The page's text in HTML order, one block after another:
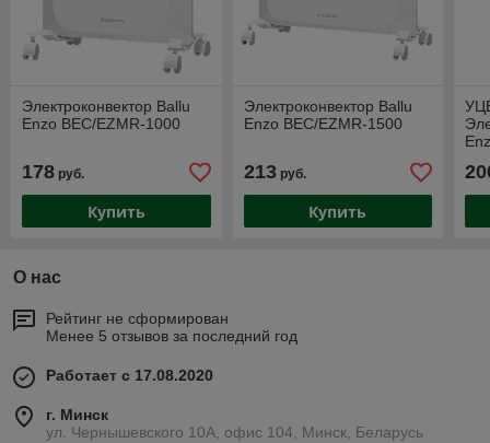
Электроконвектор Ballu
Enzo BEC/EZMR-1000
178 руб.
Купить
Электроконвектор Ballu
Enzo BEC/EZMR-1500
213руб.
Купить
О нас
Рейтинг не сформирован
Менее 5 отзывов за последний год
Работает с 17.08.2020
г. Минск
ул. Чернышевского 10А, офис 104, Минск, Беларусь